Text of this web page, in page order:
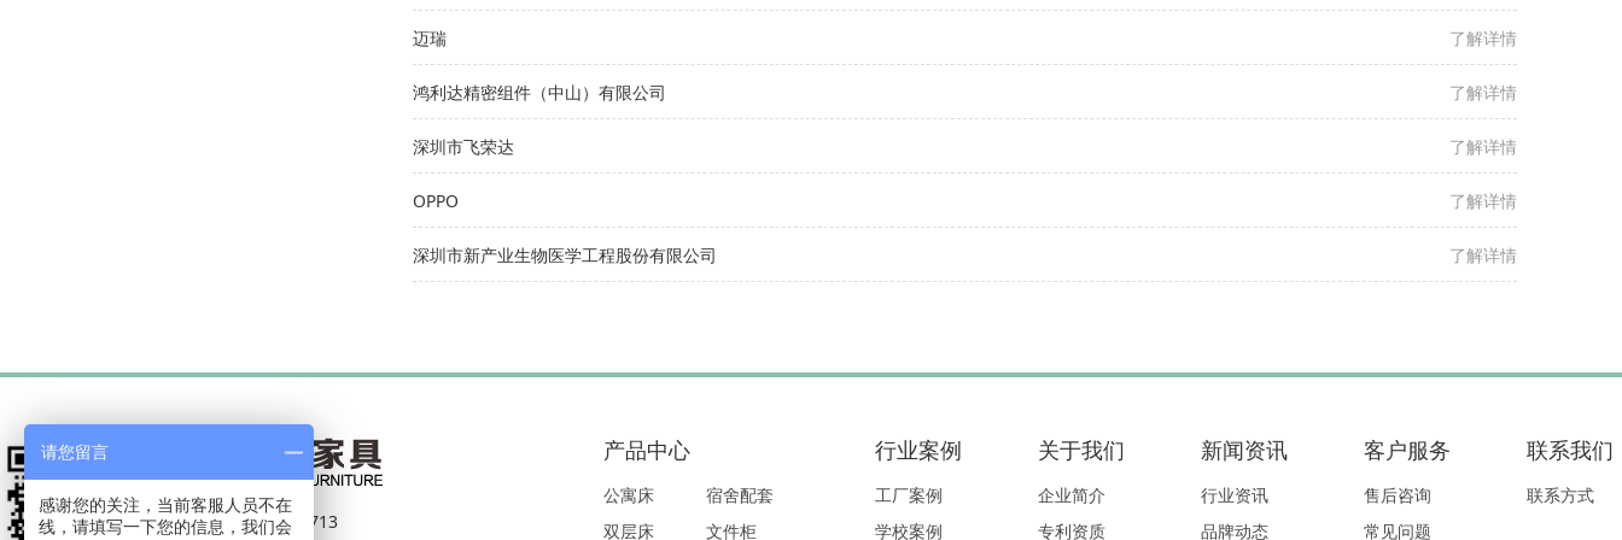
迈瑞 了解详情
鸿利达精密组件（中山）有限公司 了解详情
深圳市飞荣达 了解详情
OPPO 了解详情
深圳市新产业生物医学工程股份有限公司 了解详情
电话： 18002935713
产品中心
公寓床
双层床
宿舍配套
文件柜
行业案例
工厂案例
学校案例
关于我们
企业简介
专利资质
新闻资讯
行业资讯
品牌动态
客户服务
售后咨询
常见问题
联系我们
联系方式
请您留言
感谢您的关注，当前客服人员不在
线，请填写一下您的信息，我们会